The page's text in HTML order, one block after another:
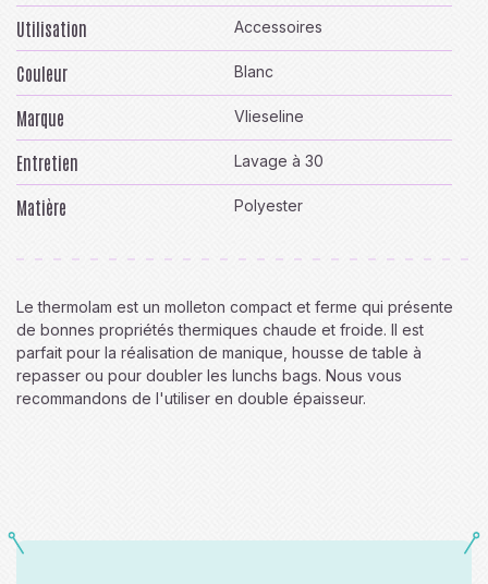
Utilisation Accessoires
Couleur Blanc
Marque Vlieseline
Entretien Lavage à 30
Matière Polyester
Le thermolam est un molleton compact et ferme qui présente
de bonnes propriétés thermiques chaude et froide. Il est
parfait pour la réalisation de manique, housse de table à
repasser ou pour doubler les lunchs bags. Nous vous
recommandons de l'utiliser en double épaisseur.